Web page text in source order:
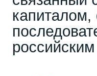
капиталом,